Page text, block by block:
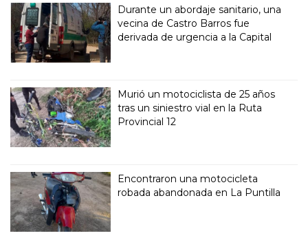
Durante un abordaje sanitario, una
vecina de Castro Barros fue
derivada de urgencia a la Capital
Murió un motociclista de 25 años
tras un siniestro vial en la Ruta
Provincial 12
Encontraron una motocicleta
robada abandonada en La Puntilla